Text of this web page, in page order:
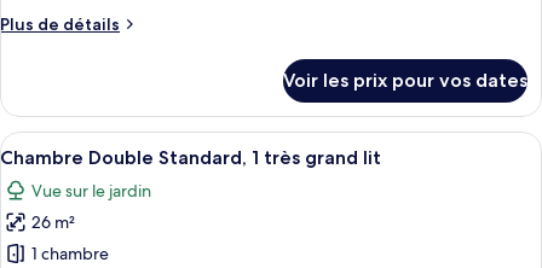
chambre :
Standard,
plusieurs
lits
Plus de détails
Plus
le
type
de
chambre
Chambre
Quadruple
Standard,
plusieurs
Voir les prix pour vos dates
Afficher
toutes
les
photos
pour
Une chambre d’hôtel avec un lit,
5
Chambre Double Standard, 1 très grand lit
Vue sur le jardin
26 m²
1 chambre